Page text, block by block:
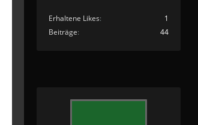
Erhaltene Likes
1
Beiträge
44